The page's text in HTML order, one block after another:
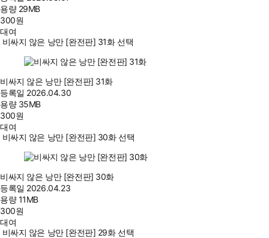
용량 29MB
300원
대여
비싸지 않은 낭만 [완전판] 31화 선택
비싸지 않은 낭만 [완전판] 31화
등록일 2026.04.30
용량 35MB
300원
대여
비싸지 않은 낭만 [완전판] 30화 선택
비싸지 않은 낭만 [완전판] 30화
등록일 2026.04.23
용량11MB
300원
대여
비싸지 않은 낭만 [완전판] 29화 선택